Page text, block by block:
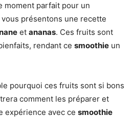
moment parfait pour un
vous présentons une recette
et ananas. Ces fruits sont
rendant ce smoothie un
pourquoi ces fruits sont si bons
comment les préparer et
expérience avec ce smoothie